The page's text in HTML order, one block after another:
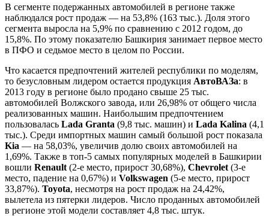
В сегменте подержанных автомобилей в регионе также
наблюдался рост продаж — на 53,8% (163 тыс.). Доля этого
сегмента выросла на 5,9% по сравнению с 2012 годом, до
15,8%. По этому показателю Башкирия занимает первое место
в ПФО и седьмое место в целом по России.
Что касается предпочтений жителей республики по моделям,
то безусловным лидером остается продукция АвтоВАЗа: в
2013 году в регионе было продано свыше 25 тыс.
автомобилей Волжского завода, или 26,98% от общего числа
реализованных машин. Наибольшим предпочтением
пользовалась Lada Granta (9,8 тыс. машин) и Lada Kalina (4,1
тыс.). Среди импортных машин самый большой рост показала
Kia — на 58,03%, увеличив долю своих автомобилей на
1,69%. Также в топ-5 самых популярных моделей в Башкирии
вошли Renault (2-е место, прирост 30,68%), Chevrolet (3-е
место, падение на 0,67%) и Volkswagen (5-е место, прирост
33,87%). Toyota, несмотря на рост продаж на 24,42%,
вылетела из пятерки лидеров. Число проданных автомобилей
в регионе этой модели составляет 4,8 тыс. штук.